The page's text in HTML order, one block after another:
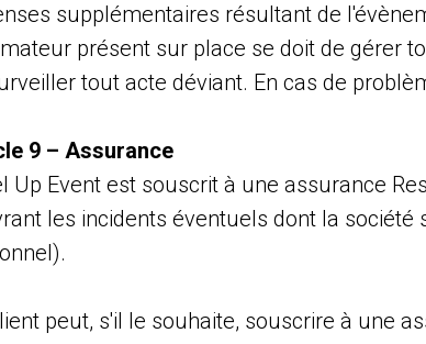
supplémentaires résultant de
présent sur place se doit de gérer
tout acte déviant. En cas de
9 – Assurance
Up Event est souscrit à une assurance
les incidents éventuels dont la société
peut, s'il le souhaite, souscrire à une